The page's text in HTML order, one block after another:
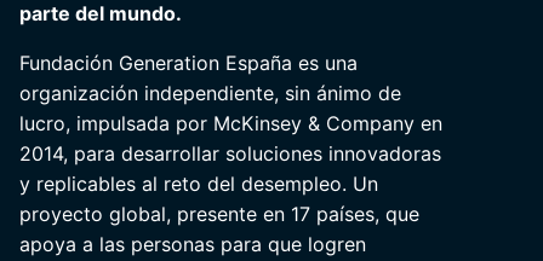
parte del mundo.
Fundación Generation España es una
organización independiente, sin ánimo de
lucro, impulsada por McKinsey & Company en
2014, para desarrollar soluciones innovadoras
y replicables al reto del desempleo. Un
proyecto global, presente en 17 países, que
apoya a las personas para que logren